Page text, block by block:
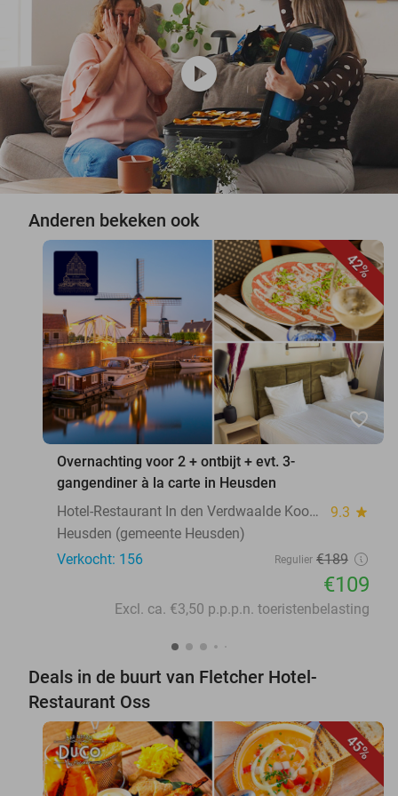
play_circle
Anderen bekeken ook
42%
favorite_border
Overnachting voor 2 + ontbijt + evt. 3-
gangendiner à la carte in Heusden
Hotel-Restaurant In den Verdwaalde Koogel
9.3 star
Heusden (gemeente Heusden)
Verkocht: 156
Regulier €189
€109
Excl. ca. €3,50 p.p.p.n. toeristenbelasting
Deals in de buurt van Fletcher Hotel-
Restaurant Oss
45%